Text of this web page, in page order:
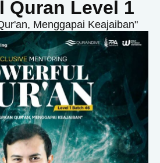
Quran Level 1
Menggapai Keajaiban"